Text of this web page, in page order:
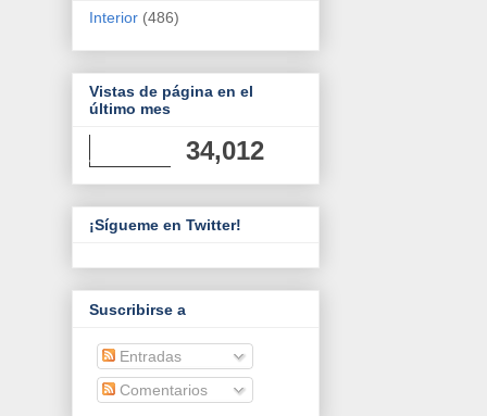
Interior (486)
Vistas de página en el
último mes
34,012
¡Sígueme en Twitter!
Suscribirse a
Entradas
Comentarios